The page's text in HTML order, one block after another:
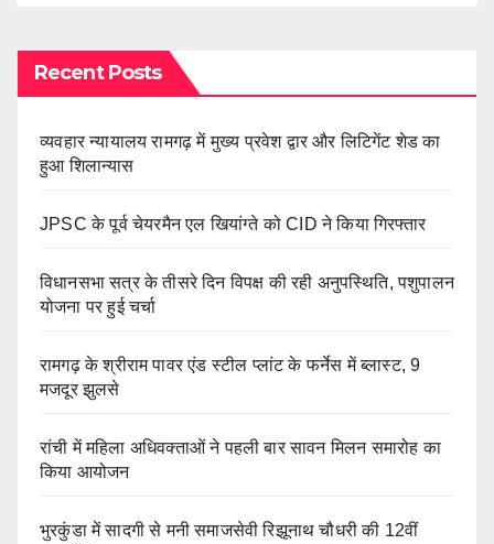
Recent Posts
व्यवहार न्यायालय रामगढ़ में मुख्य प्रवेश द्वार और लिटिगेंट शेड का
हुआ शिलान्यास
JPSC के पूर्व चेयरमैन एल खियांग्ते को CID ने किया गिरफ्तार
विधानसभा सत्र के तीसरे दिन विपक्ष की रही अनुपस्थिति, पशुपालन
योजना पर हुई चर्चा
रामगढ़ के श्रीराम पावर एंड स्टील प्लांट के फर्नेस में ब्लास्ट, 9
मजदूर झुलसे
रांची में महिला अधिवक्ताओं ने पहली बार सावन मिलन समारोह का
किया आयोजन
भुरकुंडा में सादगी से मनी समाजसेवी रिझूनाथ चौधरी की 12वीं